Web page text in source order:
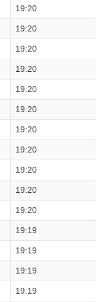
19:20
19:20
19:20
19:20
19:20
19:20
19:20
19:20
19:20
19:20
19:20
19:19
19:19
19:19
19:19